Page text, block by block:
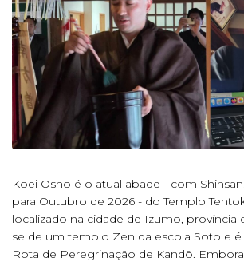
Koei Oshō é o atual abade - com
para Outubro de 2026 - do Templo
localizado na cidade de Izumo, província
se de um templo Zen da escola Soto e
Rota de Peregrinação de Kandō.